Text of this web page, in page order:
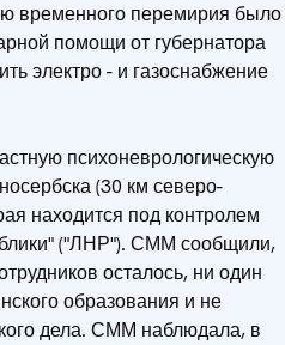
временного перемирия было
помощи от губернатора
электро - и газоснабжение
психоневрологическую
(30 км северо-
находится под контролем
("ЛНР"). СММ сообщили,
осталось, ни один
образования и не
дела. СММ наблюдала, в